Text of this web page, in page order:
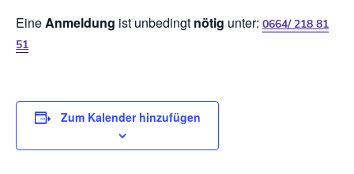
EineAnmeldung ist unbedingt nötig unter: 0664/ 218 81
51
Zum Kalender hinzufügen